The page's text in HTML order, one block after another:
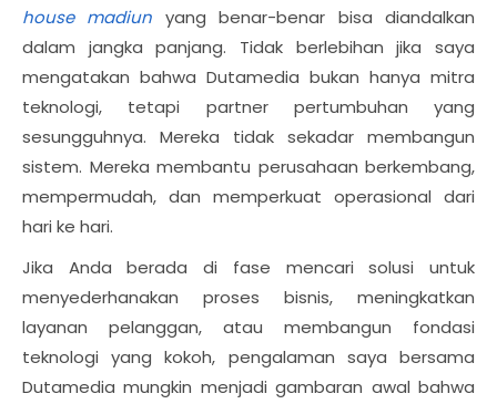
house madiun yang benar-benar bisa diandalkan
dalam jangka panjang. Tidak berlebihan jika saya
mengatakan bahwa Dutamedia bukan hanya mitra
teknologi, tetapi partner pertumbuhan yang
sesungguhnya. Mereka tidak sekadar membangun
sistem. Mereka membantu perusahaan berkembang,
mempermudah, dan memperkuat operasional dari
hari ke hari.
Jika Anda berada di fase mencari solusi untuk
menyederhanakan proses bisnis, meningkatkan
layanan pelanggan, atau membangun fondasi
teknologi yang kokoh, pengalaman saya bersama
Dutamedia mungkin menjadi gambaran awal bahwa